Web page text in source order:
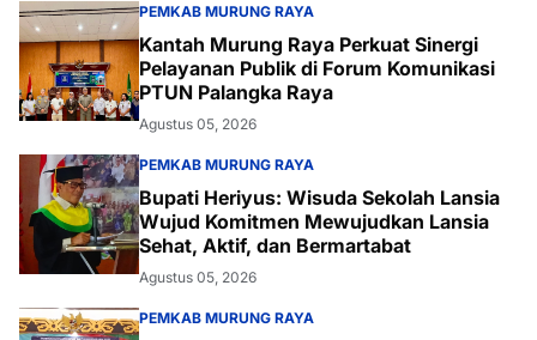
PEMKAB MURUNG RAYA
Kantah Murung Raya Perkuat Sinergi
Pelayanan Publik di Forum Komunikasi
PTUN Palangka Raya
Agustus 05, 2026
PEMKAB MURUNG RAYA
Bupati Heriyus: Wisuda Sekolah Lansia
Wujud Komitmen Mewujudkan Lansia
Sehat, Aktif, dan Bermartabat
Agustus 05, 2026
PEMKAB MURUNG RAYA